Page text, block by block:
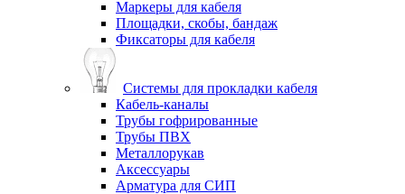
Маркеры для кабеля
Площадки, скобы, бандаж
Фиксаторы для кабеля
Системы для прокладки кабеля
Кабель-каналы
Трубы гофрированные
Трубы ПВХ
Металлорукав
Аксессуары
Арматура для СИП